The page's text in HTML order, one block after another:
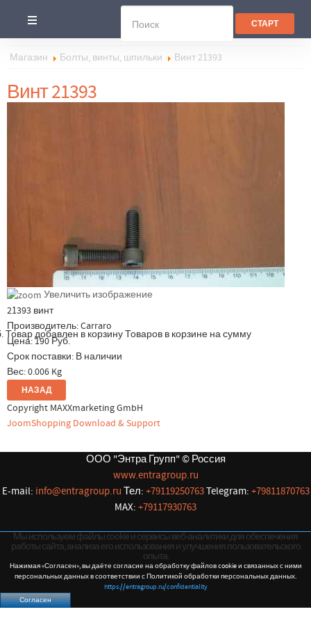
Товар добавлен в корзину Товаров в корзине на сумму
Магазин Болты, винты, шпильки Винт 21393
Винт 21393
Увеличить изображение
21393 винт
Производитель:Carraro
Цена:190 Руб.
Срок поставки: В наличии
Вес:0.006 Kg
Copyright MAXXmarketing GmbH
JoomShopping Download & Support
ООО "Энтра Групп" © Россия
www.entragroup.ru
E-mail: info@entragroup.ru Тел: +79119250763Telegram: +79811870763
MAX: +79117930763
Мы используем файлы cookie и сервисы веб-аналитики для обеспечения
работы сайта, анализа его использования и улучшения пользовательского
опыта.
Нажимая «Согласен», вы даёте согласие на обработку файлов cookie и связанных с ними
персональных данных в соответствии с Политикой обработки персональных данных.
https://entragroup.ru/confidentiality
Согласен